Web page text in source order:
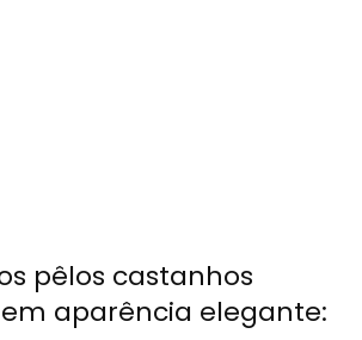
pêlos castanhos
aparência elegante: